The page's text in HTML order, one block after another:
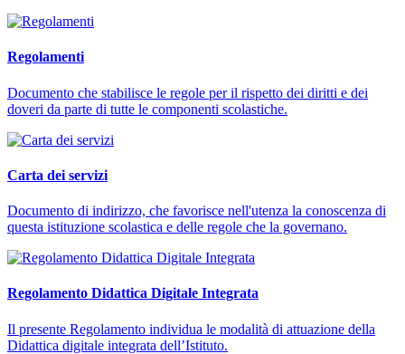
Regolamenti
Documento che stabilisce le regole per il rispetto dei diritti e dei
doveri da parte di tutte le componenti scolastiche.
Carta dei servizi
Documento di indirizzo, che favorisce nell'utenza la conoscenza di
questa istituzione scolastica e delle regole che la governano.
Regolamento Didattica Digitale Integrata
Il presente Regolamento individua le modalità di attuazione della
Didattica digitale integrata dell’Istituto.